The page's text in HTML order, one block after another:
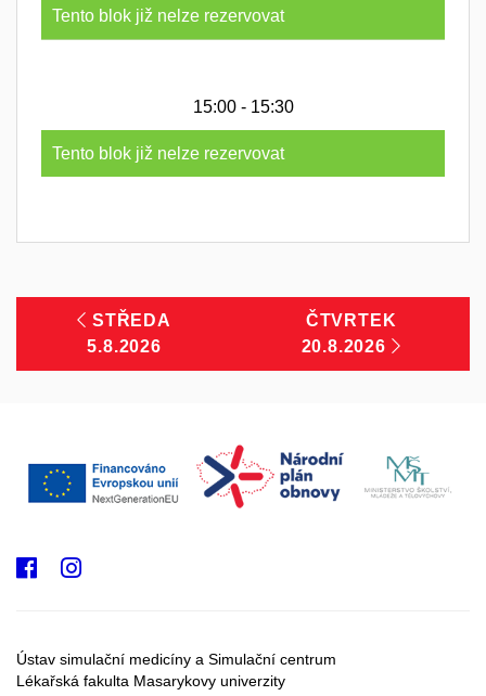
Tento blok již nelze rezervovat
15:00 - 15:30
Tento blok již nelze rezervovat
STŘEDA
5.8.2026
ČTVRTEK
20.8.2026
Ústav simulační medicíny a Simulační centrum
Lékařská fakulta Masarykovy univerzity
FacebookInstagram